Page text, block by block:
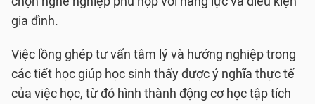
gia đình.
Việc lồng ghép tư vấn tâm lý và hướng nghiệp trong
các tiết học giúp học sinh thấy được ý nghĩa thực tế
của việc học, từ đó hình thành động cơ học tập tích